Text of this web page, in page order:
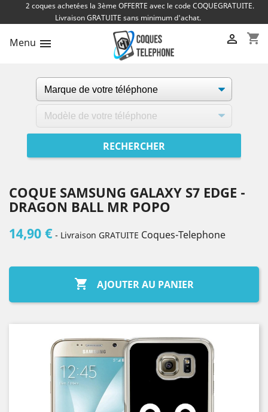
2 coques achetées la 3ème OFFERTE avec le code COQUEGRATUITE.
Livraison GRATUITE sans minimum d'achat.
Menu  shopping_cart

COQUE SAMSUNG GALAXY S7 EDGE -
DRAGON BALL MR POPO
14,90 € - Livraison GRATUITE Coques-Telephone
 AJOUTER AU PANIER